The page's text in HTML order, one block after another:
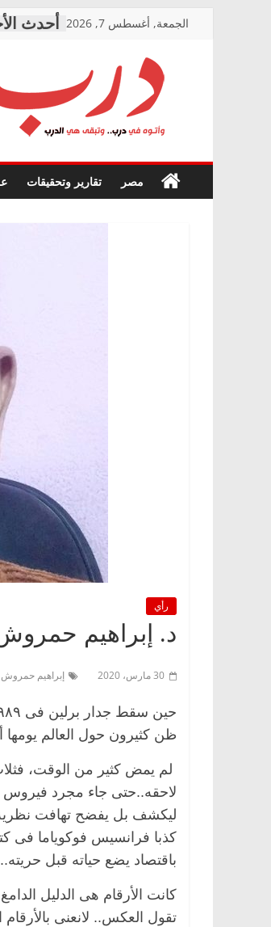
الجمعة, أغسطس 7, 2026
درب
في
درب..
مصر تقارير وتحقيقات
رأي
د. إبراهيم
30 مارس، 2020 إبراهيم حمروش
ظن كثيرون حول العالم يومها
لم يمض كثير من الوقت،
لاحقه..حتى جاء مجرد فيروس
ليكشف بل يفضح تهافت نظرية
باقتصاد يضع حياته قبل
كانت الأرقام هى الدليل
تقول العكس.. لانعنى